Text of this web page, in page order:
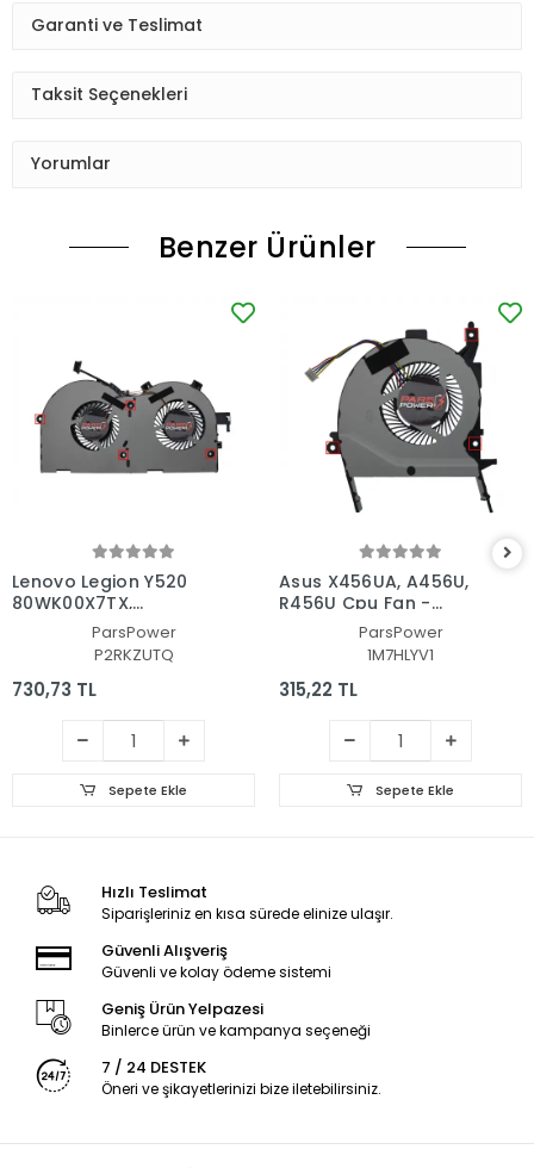
Garanti ve Teslimat
Taksit Seçenekleri
Yorumlar
Benzer Ürünler
Lenovo Legion Y520
80WK00X7TX,
80WK010YTX Cpu Fan -
İşlemci Fanı
ParsPower
P2RKZUTQ
730,73 TL
Sepete Ekle
Asus X456UA, A456U,
R456U Cpu Fan -
İşlemci FanıParsPower
1M7HLYV1
315,22 TL
Sepete Ekle
Hızlı Teslimat
Siparişleriniz en kısa sürede elinize ulaşır.
Güvenli Alışveriş
Güvenli ve kolay ödeme sistemi
Geniş Ürün Yelpazesi
Binlerce ürün ve kampanya seçeneği
7 / 24 DESTEK
Öneri ve şikayetlerinizi bize iletebilirsiniz.